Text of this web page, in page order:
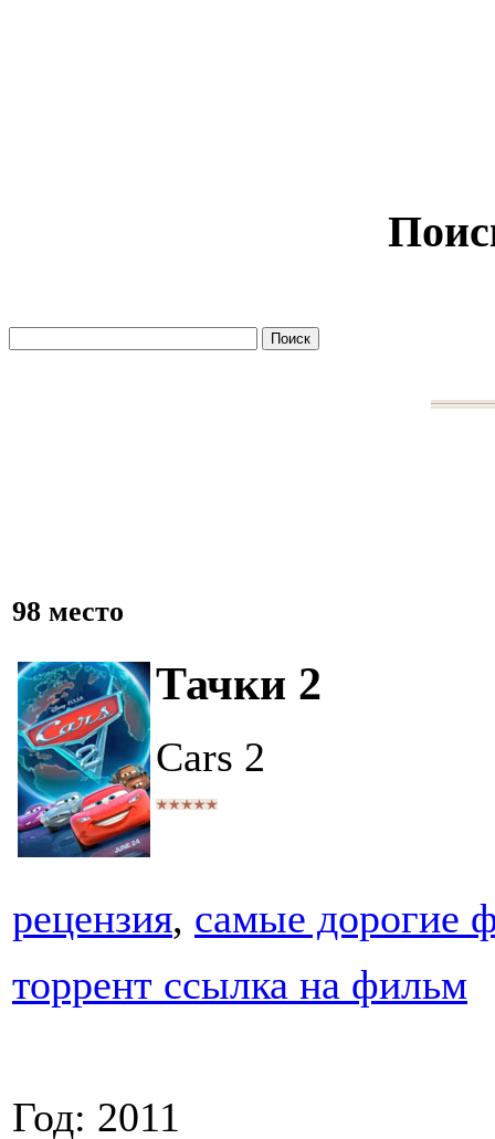
98 место
Тачки 2
Cars 2
рецензия, самые дорогие
торрент ссылка на фильм
Год: 2011